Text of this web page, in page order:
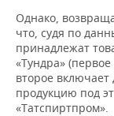
Однако,
что, судя по
принадлежат
«Тундра»
второе
продукцию под
«Татспиртпром».